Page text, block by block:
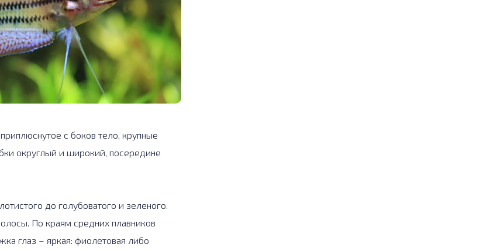
с боков тело, крупные
округлый и широкий, посередине
до голубоватого и зеленого.
По краям средних плавников
глаз – яркая: фиолетовая либо